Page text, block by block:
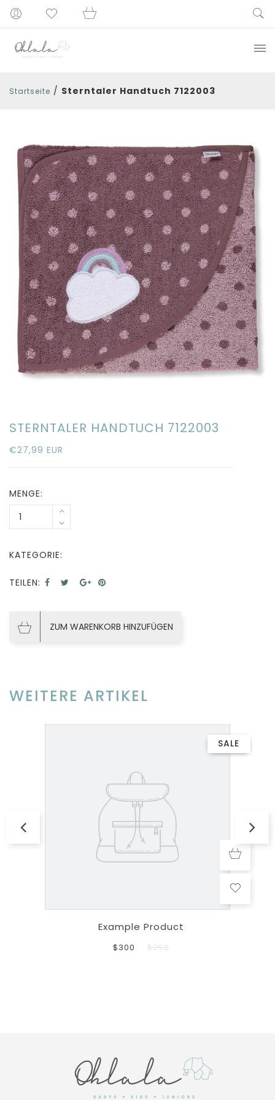
Startseite / Sterntaler Handtuch 7122003
STERNTALER HANDTUCH 7122003
€27,99 EUR
MENGE:
KATEGORIE:
TEILEN:
ZUM WARENKORB HINZUFÜGEN
WEITERE ARTIKEL
SALE
Example Product
$300 $250